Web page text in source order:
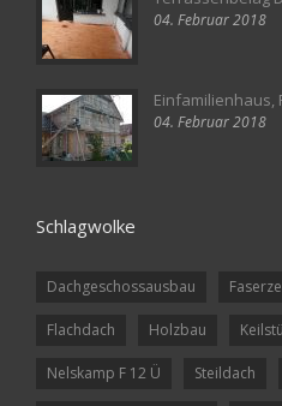
04. Februar 2018
Einfamilienhaus,
04. Februar 2018
Schlagwolke
Dachgeschossausbau
Flachdach Holzbau
Nelskamp F 12 Ü Steildach